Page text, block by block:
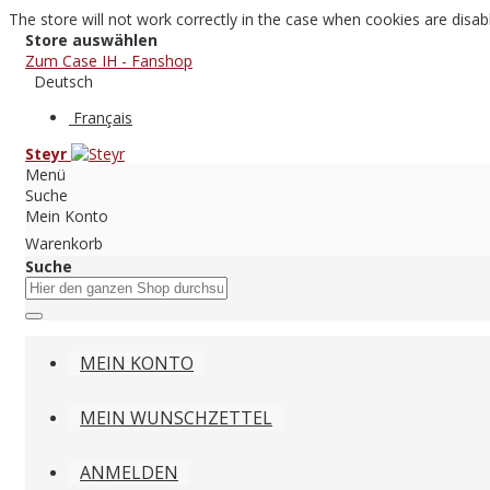
The store will not work correctly in the case when cookies are
Store auswählen
Zum Case IH - Fanshop
Deutsch
Français
Steyr
Menü
Suche
Mein Konto
Warenkorb
Suche
MEIN KONTO
MEIN WUNSCHZETTEL
ANMELDEN